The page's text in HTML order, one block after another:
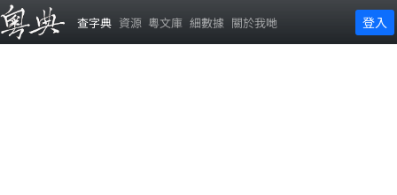
查字典 資源 粵文庫 細數據 關於我哋 登入